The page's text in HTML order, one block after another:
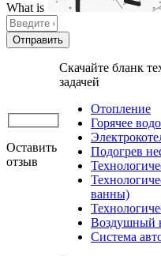
What is
Solve
the
math
continue.
Скачайте бланк
задачей
Отопление
Горячее
Подогрев
ванны)
Воздушный
Система
Оставить
отзыв